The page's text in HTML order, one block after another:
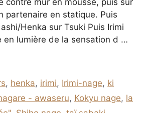
contre mur en mousse, puis sur
partenaire en statique. Puis
Henka sur Tsuki Puis Irimi
en lumière de la sensation d …
, henka, irimi, Irimi-nage, ki
- awaseru, Kokyu nage, la